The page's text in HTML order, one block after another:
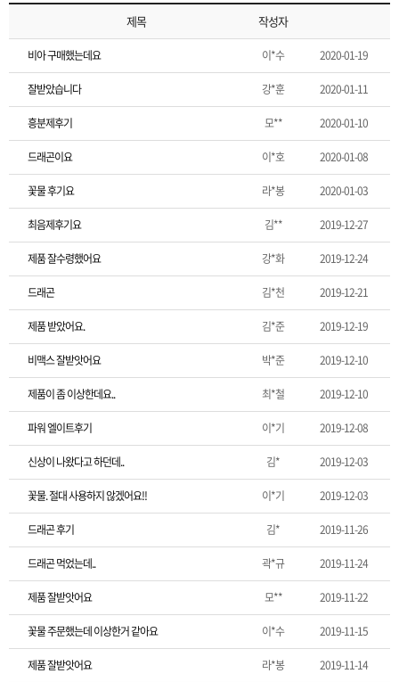
우
터
페
지
문
회
제목 작성자
비아 구매했는데요 이*수 2020-01-19
잘받았습니다 강*훈 2020-01-11
흥분제후기 모** 2020-01-10
드래곤이요 이*호 2020-01-08
꽃물 후기요 라*봉 2020-01-03
최음제후기요 김** 2019-12-27
제품 잘수령했어요 강*화 2019-12-24
드래곤 김*천 2019-12-21
제품 받았어요. 김*준 2019-12-19
비맥스 잘받앗어요 박*준 2019-12-10
제품이 좀 이상한데요.. 최*철 2019-12-10
파워 엘이트후기 이*기 2019-12-08
신상이 나왔다고 하던데.. 김* 2019-12-03
꽃물. 절대 사용하지 않겠어요!! 이*기 2019-12-03
드래곤 후기 김* 2019-11-26
드래곤 먹었는데.. 곽*규 2019-11-24
제품 잘받앗어요 모** 2019-11-22
꽃물 주문했는데 이상한거 같아요 이*수 2019-11-15
제품 잘받앗어요 라*봉 2019-11-14